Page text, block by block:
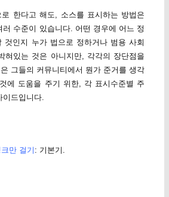
한다고 해도, 소스를 표시하는 방법은
러 수준이 있습니다. 어떤 경우에 어느 정
것인지 누가 법으로 정하거나 범용 사회
혀있는 것은 아니지만, 각각의 장단점을
그들의 커뮤니티에서 뭔가 준거를 생각
에 도움을 주기 위한, 각 표시수준별 주
드입니다.
만 걸기 : 기본기.